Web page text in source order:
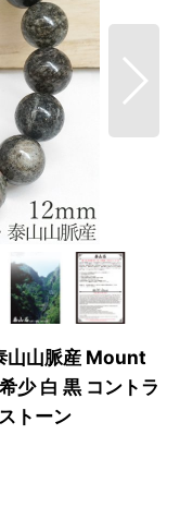
山山脈産 Mount
少 白 黒 コントラ
トーン